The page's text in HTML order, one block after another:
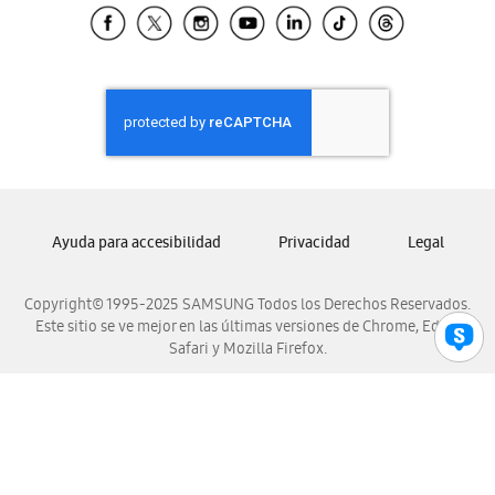
Samsung El Salvador
Samsung Honduras
Samsung Nicaragua
Samsung Panamá
Samsung Venezuela
Copyright© 1995-2025 SAMSUNG Todos los Derechos Reservados.
Este sitio se ve mejor en las últimas versiones de Chrome, Edge,
Safari y Mozilla Firefox.
Ayuda para accesibilidad Privacidad Legal